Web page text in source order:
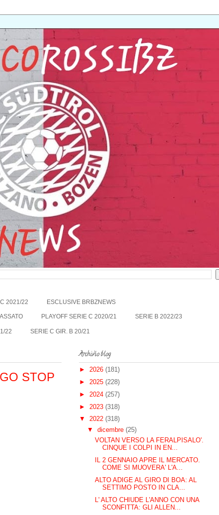
2021/22 ESCLUSIVE BRBZNEWS
PLAYOFF SERIE C 2020/21 SERIE B 2022/23
22 SERIE C GIR. B 20/21
STOP
Archivio blog
► 2026 (181)
► 2025 (228)
► 2024 (257)
► 2023 (318)
▼ 2022 (318)
▼ dicembre (25)
VOLTAN VERSO LA FERALPISALO'.
CINQUE I COLPI IN EN...
IL 2 GENNAIO APRE IL MERCATO.
COME SI MUOVERA' L'A...
ALTO ADIGE AL GIRO DI BOA: AL
SETTIMO POSTO IN CLA...
L' ALTO CHIUDE L'ANNO CON UNA
SCONFITTA: GLI ALLEN...